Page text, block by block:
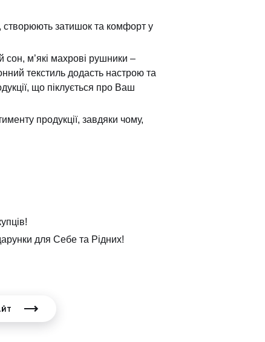
створюють затишок та комфорт у
сон, м’які махрові рушники –
текстиль додасть настрою та
що піклується про Ваш
продукції, завдяки чому,
для Себе та Рідних!